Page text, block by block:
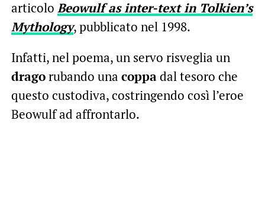
articolo Beowulf as inter-text in Tolkien’s
Mythology, pubblicato nel 1998.
Infatti, nel poema, un servo risveglia un
dragorubando una coppadal tesoro che
questo custodiva, costringendo così l’eroe
Beowulf ad affrontarlo.